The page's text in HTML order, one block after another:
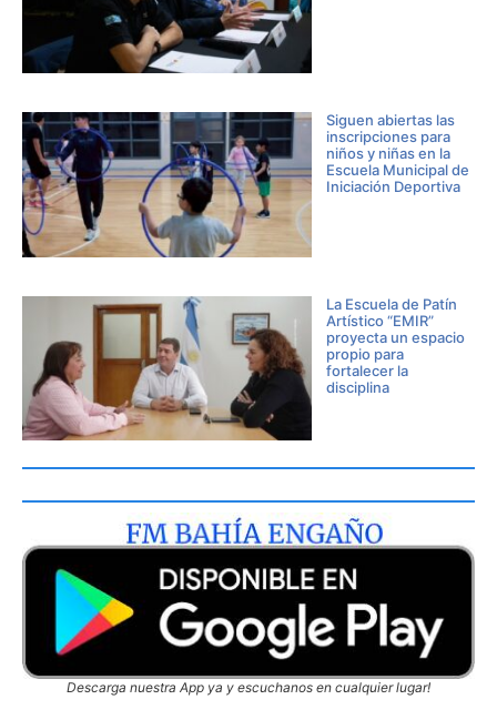
Siguen abiertas las
inscripciones para
niños y niñas en la
Escuela Municipal de
Iniciación Deportiva
La Escuela de Patín
Artístico “EMIR”
proyecta un espacio
propio para
fortalecer la
disciplina
Descarga nuestra App ya y escuchanos en cualquier lugar!